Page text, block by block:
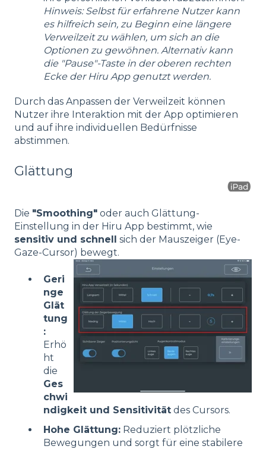
Hinweis: Selbst für erfahrene Nutzer kann
es hilfreich sein, zu Beginn eine längere
Verweilzeit zu wählen, um sich an die
Optionen zu gewöhnen. Alternativ kann
die "Pause"-Taste in der oberen rechten
Ecke der Hiru App genutzt werden.
Durch das Anpassen der Verweilzeit können
Nutzer ihre Interaktion mit der App optimieren
und auf ihre individuellen Bedürfnisse
abstimmen.
Glättung
Die "Smoothing" oder auch Glättung-
Einstellung in der Hiru App bestimmt, wie
sensitiv und schnell
sich der Mauszeiger (Eye-
Gaze-Cursor) bewegt.
Geri
nge
Glät
tung
:
Erhö
ht
die
Ges
chwi
ndigkeit und Sensitivität des Cursors.
Hohe Glättung: Reduziert plötzliche
Bewegungen und sorgt für eine stabilere